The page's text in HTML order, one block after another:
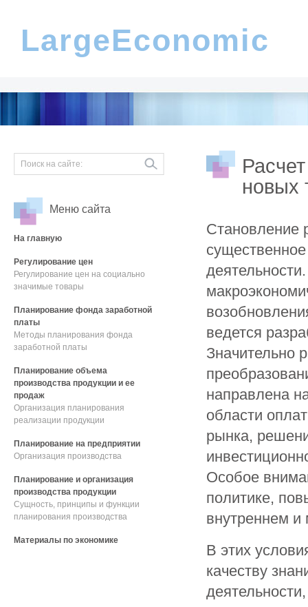
LargeEconomic
новых
Становление
ведется
Значительно
направлена
области
рынка,
Особое
политике,
внутреннем
В этих
качеству
Меню сайта
На главную
Регулирование цен
Регулирование цен на социально
значимые товары
Планирование фонда заработной
платы
Методы планирования фонда
заработной платы
Планирование объема
производства продукции и ее
продаж
Организация планирования
реализации продукции
Планирование на предприятии
Организация производства
Планирование и организация
производства продукции
Сущность, принципы и функции
планирования производства
Материалы по экономике